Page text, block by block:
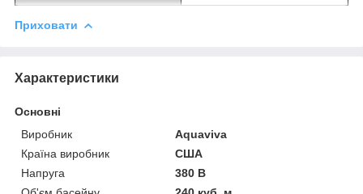
Приховати
Характеристики
Основні
Виробник
Aquaviva
Країна виробник
США
Напруга
380 В